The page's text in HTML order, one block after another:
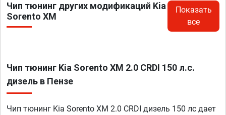
Чип тюнинг других модификаций Kia
Sorento XM
Показать
все
Чип тюнинг Kia Sorento XM 2.0 CRDI 150 л.с.
дизель в Пензе
Чип тюнинг Kia Sorento XM 2.0 CRDI дизель 150 лс дает